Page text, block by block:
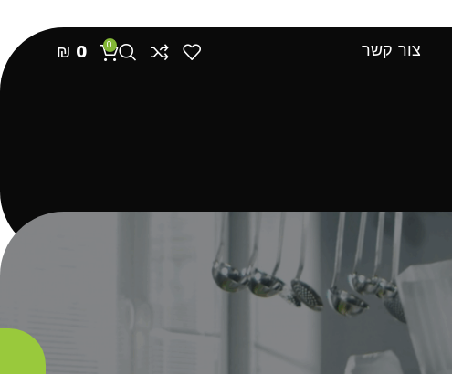
צור קשר 0
₪ 0
להראות 9
12
18
24